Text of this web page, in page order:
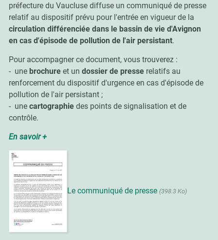
préfecture du Vaucluse diffuse un communiqué de presse
relatif au dispositif prévu pour l'entrée en vigueur de la
circulation différenciée dans le bassin de vie d'Avignon
en cas d'épisode de pollution de l'air persistant.
Pour accompagner ce document, vous trouverez :
- une brochureet un dossier de presserelatifs au
renforcement du dispositif d'urgence en cas d'épisode de
pollution de l'air persistant ;
- une cartographiedes points de signalisation et de
contrôle.
En savoir +
Le communiqué de presse (398.3 Ko)